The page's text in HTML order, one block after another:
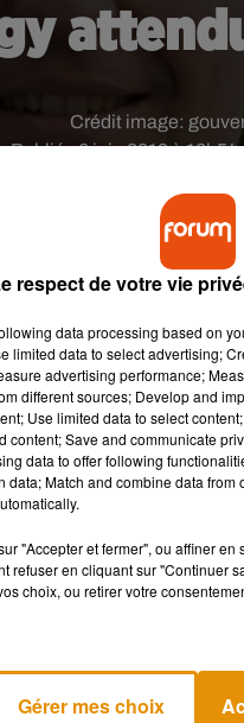
Publié : 6 juin 2019 à
Crédit image:
de Rugy, se
participatif, sous le label «
et solidaire
. À noter
huit jours de collectes. Les
Senillé-Saint-Sauveur,
foyers (hors
respect de votre vie
data processing based on
limited data to select advertising;
advertising performance;
different sources; Develop and
Use limited data to select
content; Save and communicate
data to offer following
Match and combine data
"Accepter et fermer", ou affiner
refuser en cliquant sur "Continuer
choix, ou retirer votre
Gérer mes choix